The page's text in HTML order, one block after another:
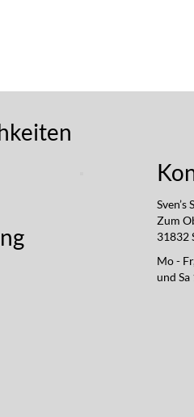
Sven’s
Zum
31832
Mo -
und